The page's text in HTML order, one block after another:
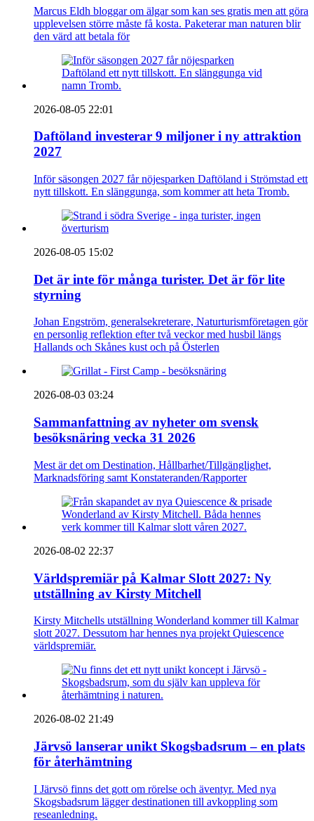
Marcus Eldh bloggar om älgar som kan ses gratis men att göra
upplevelsen större måste få kosta. Paketerar man naturen blir
den värd att betala för
2026-08-05 22:01
Daftöland investerar 9 miljoner i ny attraktion
2027
Inför säsongen 2027 får nöjesparken Daftöland i Strömstad ett
nytt tillskott. En slänggunga, som kommer att heta Tromb.
2026-08-05 15:02
Det är inte för många turister. Det är för lite
styrning
Johan Engström, generalsekreterare, Naturturismföretagen gör
en personlig reflektion efter två veckor med husbil längs
Hallands och Skånes kust och på Österlen
2026-08-03 03:24
Sammanfattning av nyheter om svensk
besöksnäring vecka 31 2026
Mest är det om Destination, Hållbarhet/Tillgänglighet,
Marknadsföring samt Konstateranden/Rapporter
2026-08-02 22:37
Världspremiär på Kalmar Slott 2027: Ny
utställning av Kirsty Mitchell
Kirsty Mitchells utställning Wonderland kommer till Kalmar
slott 2027. Dessutom har hennes nya projekt Quiescence
världspremiär.
2026-08-02 21:49
Järvsö lanserar unikt Skogsbadsrum – en plats
för återhämtning
I Järvsö finns det gott om rörelse och äventyr. Med nya
Skogsbadsrum lägger destinationen till avkoppling som
reseanledning.